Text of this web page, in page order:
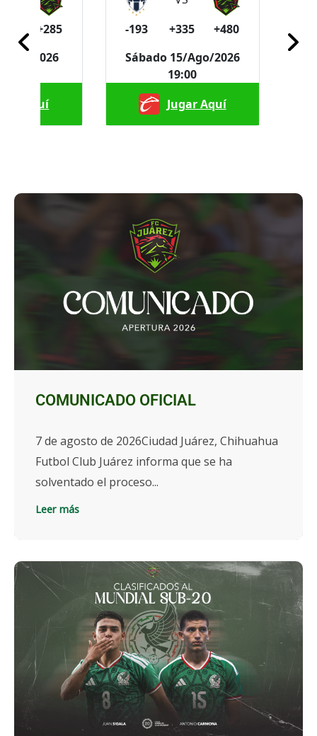
COMUNICADO OFICIAL
7 de agosto de 2026Ciudad Juárez, Chihuahua
Futbol Club Juárez informa que se ha
solventado el proceso...
Leer más